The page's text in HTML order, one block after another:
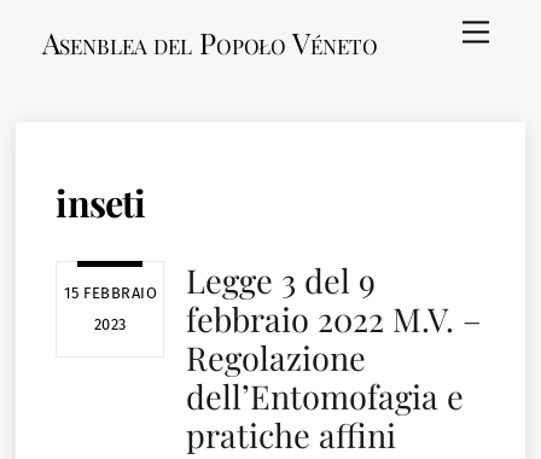
Menu
Asenblea del Popoło Véneto
inseti
15 FEBBRAIO
2023
Legge 3 del 9
febbraio 2022 M.V. –
Regolazione
dell’Entomofagia e
pratiche affini